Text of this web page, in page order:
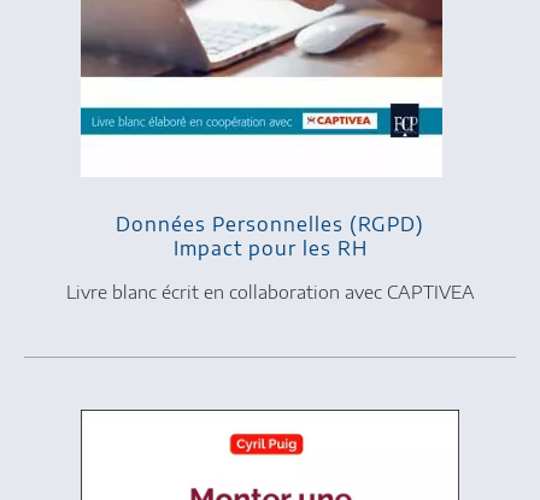
Données Personnelles (RGPD)
Impact pour les RH
Livre blanc écrit en collaboration avec CAPTIVEA